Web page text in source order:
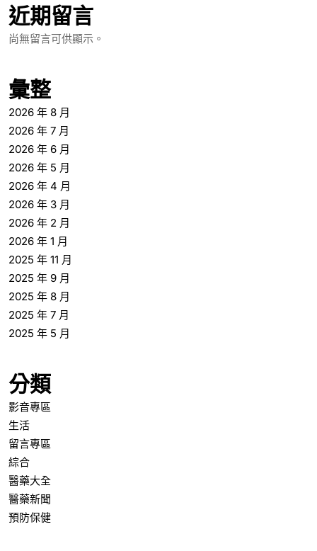
近期留言
尚無留言可供顯示。
彙整
2026 年 8 月
2026 年 7 月
2026 年 6 月
2026 年 5 月
2026 年 4 月
2026 年 3 月
2026 年 2 月
2026 年 1 月
2025 年 11 月
2025 年 9 月
2025 年 8 月
2025 年 7 月
2025 年 5 月
分類
影音專區
生活
留言專區
綜合
醫藥大全
醫藥新聞
預防保健